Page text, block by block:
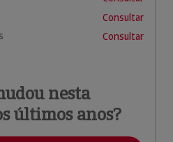
Consultar
Consultar
nesta
últimos anos?